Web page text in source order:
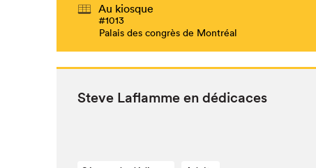
Au kiosque
#1013
Palais des congrès de Montréal
Steve Laflamme en dédicaces